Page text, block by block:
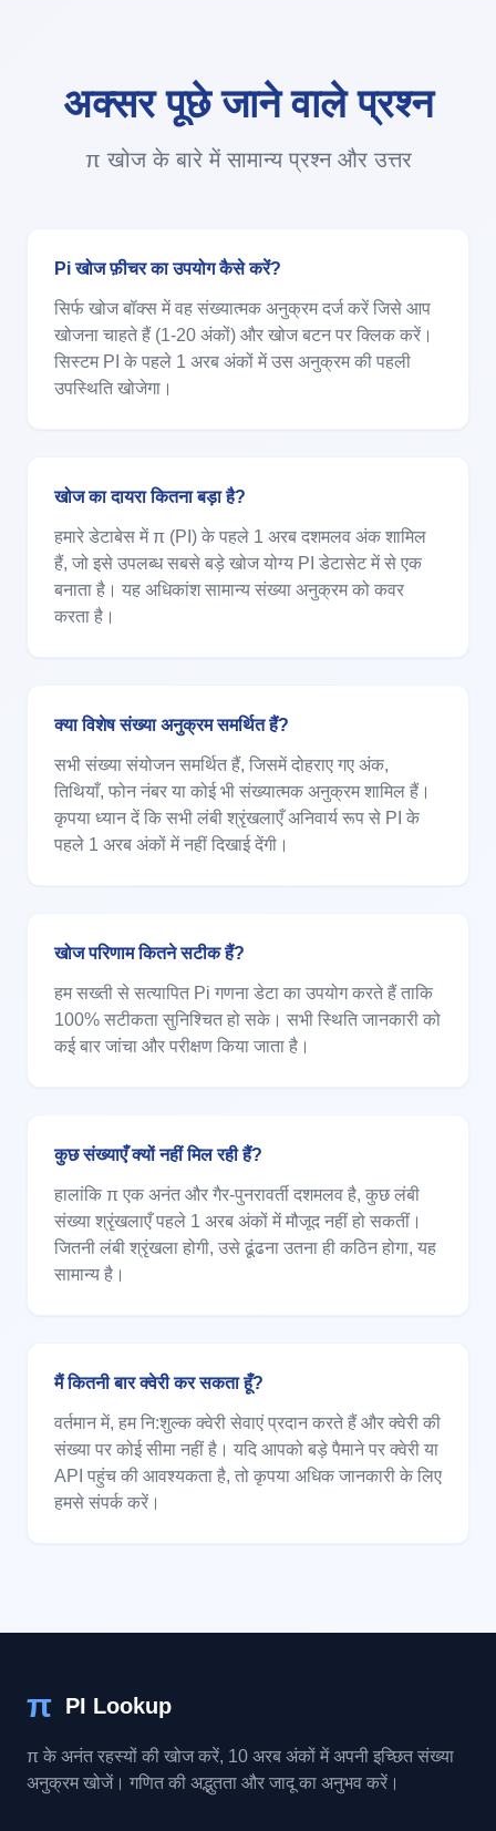
अक्सर पूछे जाने वाले प्रश्न
π खोज के बारे में सामान्य प्रश्न और उत्तर
Pi खोज फ़ीचर का उपयोग कैसे करें?
सिर्फ खोज बॉक्स में वह संख्यात्मक अनुक्रम दर्ज करें जिसे आप
खोजना चाहते हैं (1-20 अंकों) और खोज बटन पर क्लिक करें।
सिस्टम PI के पहले 1 अरब अंकों में उस अनुक्रम की पहली
उपस्थिति खोजेगा।
खोज का दायरा कितना बड़ा है?
हमारे डेटाबेस में π (PI) के पहले 1 अरब दशमलव अंक शामिल
हैं, जो इसे उपलब्ध सबसे बड़े खोज योग्य PI डेटासेट में से एक
बनाता है। यह अधिकांश सामान्य संख्या अनुक्रम को कवर
करता है।
क्या विशेष संख्या अनुक्रम समर्थित हैं?
सभी संख्या संयोजन समर्थित हैं, जिसमें दोहराए गए अंक,
तिथियाँ, फोन नंबर या कोई भी संख्यात्मक अनुक्रम शामिल हैं।
कृपया ध्यान दें कि सभी लंबी श्रृंखलाएँ अनिवार्य रूप से PI के
पहले 1 अरब अंकों में नहीं दिखाई देंगी।
खोज परिणाम कितने सटीक हैं?
हम सख्ती से सत्यापित Pi गणना डेटा का उपयोग करते हैं ताकि
100% सटीकता सुनिश्चित हो सके। सभी स्थिति जानकारी को
कई बार जांचा और परीक्षण किया जाता है।
कुछ संख्याएँ क्यों नहीं मिल रही हैं?
हालांकि π एक अनंत और गैर-पुनरावर्ती दशमलव है, कुछ लंबी
संख्या श्रृंखलाएँ पहले 1 अरब अंकों में मौजूद नहीं हो सकतीं।
जितनी लंबी श्रृंखला होगी, उसे ढूंढना उतना ही कठिन होगा, यह
सामान्य है।
मैं कितनी बार क्वेरी कर सकता हूँ?
वर्तमान में, हम नि:शुल्क क्वेरी सेवाएं प्रदान करते हैं और क्वेरी की
संख्या पर कोई सीमा नहीं है। यदि आपको बड़े पैमाने पर क्वेरी या
API पहुंच की आवश्यकता है, तो कृपया अधिक जानकारी के लिए
हमसे संपर्क करें।
π PI Lookup
π के अनंत रहस्यों की खोज करें, 10 अरब अंकों में अपनी इच्छित संख्या
अनुक्रम खोजें। गणित की अद्भुतता और जादू का अनुभव करें।